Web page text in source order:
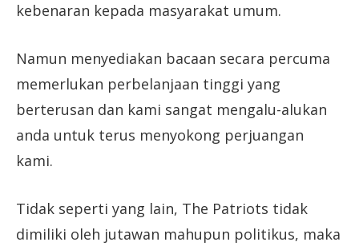
kebenaran kepada masyarakat umum.
Namun menyediakan bacaan secara percuma
memerlukan perbelanjaan tinggi yang
berterusan dan kami sangat mengalu-alukan
anda untuk terus menyokong perjuangan
kami.
Tidak seperti yang lain, The Patriots tidak
dimiliki oleh jutawan mahupun politikus, maka